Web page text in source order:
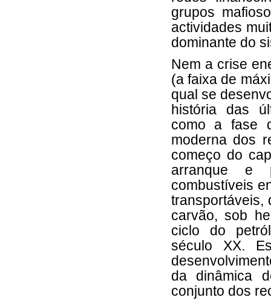
grupos
actividades
dominante do
Nem a crise
(a faixa de
qual se
história das
como a fase
moderna dos
começo do
arranque e
combustíveis
transportáveis,
carvão, sob
ciclo do
século XX.
da dinâmica
conjunto dos